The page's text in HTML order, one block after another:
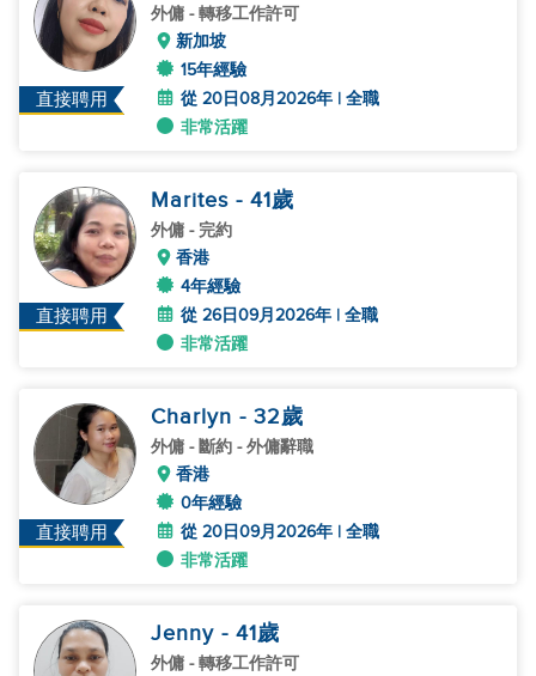
直接聘用
外傭 - 轉移工作許可
新加坡
15年經驗
從 20日08月2026年 | 全職
非常活躍
直接聘用
Marites - 41歲
外傭 - 完約
香港
4年經驗
從 26日09月2026年 | 全職
非常活躍
直接聘用
Charlyn - 32歲
外傭 - 斷約 - 外傭辭職
香港
0年經驗
從 20日09月2026年 | 全職
非常活躍
Jenny - 41歲
外傭 - 轉移工作許可